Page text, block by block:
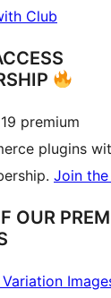
Club
premium
plugins
Join
OUR